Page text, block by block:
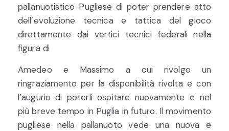
pallanuotistico Pugliese di poter prendere atto
dell’evoluzione tecnica e tattica del gioco
direttamente dai vertici tecnici federali nella
figura di
Amedeo e Massimo a cui rivolgo un
ringraziamento per la disponibilità rivolta e con
l’augurio di poterli ospitare nuovamente e nel
più breve tempo in Puglia in futuro. Il movimento
pugliese nella pallanuoto vede una nuova e